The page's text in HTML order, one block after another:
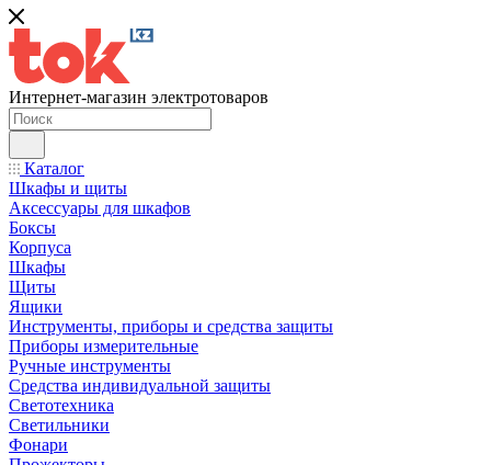
Интернет-магазин электротоваров
Каталог
Шкафы и щиты
Аксессуары для шкафов
Боксы
Корпуса
Шкафы
Щиты
Ящики
Инструменты, приборы и средства защиты
Приборы измерительные
Ручные инструменты
Средства индивидуальной защиты
Светотехника
Светильники
Фонари